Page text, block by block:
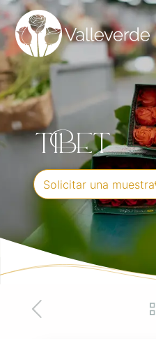
Tibet
Solicitar una muestra